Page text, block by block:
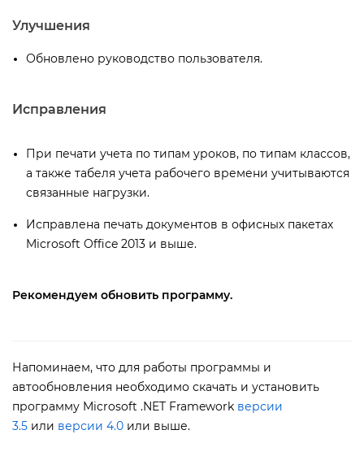
Улучшения
Обновлено руководство пользователя.
Исправления
При печати учета по типам уроков, по типам классов,
а также табеля учета рабочего времени учитываются
связанные нагрузки.
Исправлена печать документов в офисных пакетах
Microsoft Office 2013 и выше.
Рекомендуем обновить программу.
Напоминаем, что для работы программы и
автообновления необходимо скачать и установить
программу Microsoft .NET Framework ерсии
3.5 или ерсии 4.0 или выше.